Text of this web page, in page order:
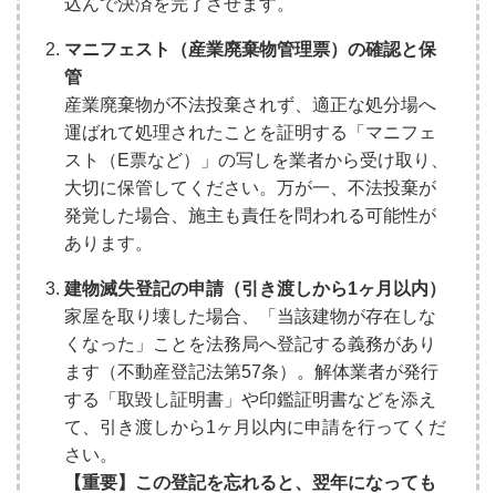
込んで決済を完了させます。
マニフェスト（産業廃棄物管理票）の確認と保
管
産業廃棄物が不法投棄されず、適正な処分場へ
運ばれて処理されたことを証明する「マニフェ
スト（E票など）」の写しを業者から受け取り、
大切に保管してください。万が一、不法投棄が
発覚した場合、施主も責任を問われる可能性が
あります。
建物滅失登記の申請（引き渡しから1ヶ月以内）
家屋を取り壊した場合、「当該建物が存在しな
くなった」ことを法務局へ登記する義務があり
ます（不動産登記法第57条）。解体業者が発行
する「取毀し証明書」や印鑑証明書などを添え
て、引き渡しから1ヶ月以内に申請を行ってくだ
さい。
【重要】この登記を忘れると、翌年になっても